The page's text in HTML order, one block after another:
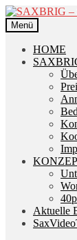
Zur
Navigation
springen
Zum
Inhalt
springen
Menü
HOME
Aktuelle